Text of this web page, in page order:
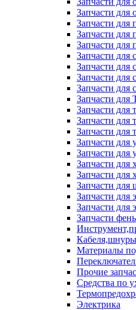
Запчасти для
Запчасти для
Запчасти
Запчасти для
Запчасти для
Запчасти для
Запчасти
Запчасти
Запчасти для
Запчасти для
Запчасти для
Запчасти для
Запчасти для
Запчасти для
Запчасти для
Запчасти для
Запчасти
Запчасти для
Запчасти для
Запчасти
Материалы
Прочие
Средства по
Электрика